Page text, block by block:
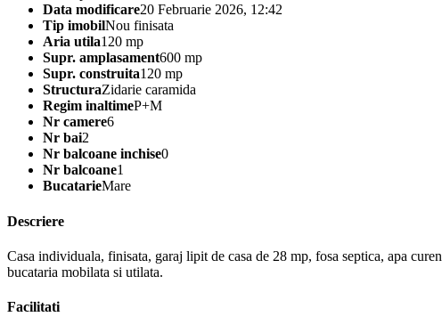
Data modificare20 Februarie 2026, 12:42
Tip imobilNou finisata
Aria utila120 mp
Supr. amplasament600 mp
Supr. construita120 mp
StructuraZidarie caramida
Regim inaltimeP+M
Nr camere6
Nr bai2
Nr balcoane inchise0
Nr balcoane1
BucatarieMare
Descriere
Casa individuala, finisata, garaj lipit de casa de 28 mp, fosa septica, apa
bucataria mobilata si utilata.
Facilitati